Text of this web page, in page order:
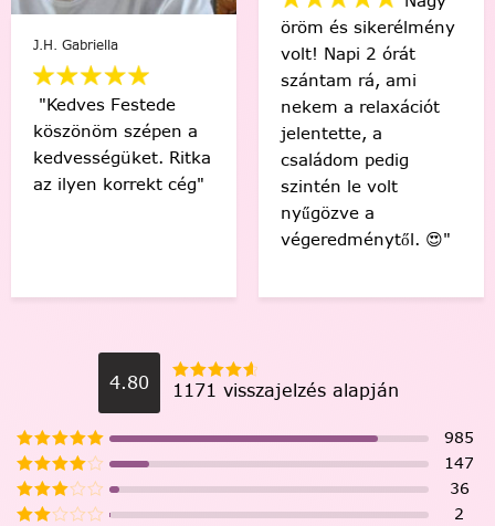
"Kedvenc egyéni
számfestőmmel 🥰
tökéletes lett,
élmény volt minden
egyes ecsetvonás!
Köszönöm Festede!
"Minden percében
egy igazi festő
“művésznek”
éreztem magam.
Soha nem hittem
volna, hogy egy ilyen
alkotást festéssel
meg tudok csinálni.
🙂"
4.80 1171 visszajelzés alapján
985
147
36
2